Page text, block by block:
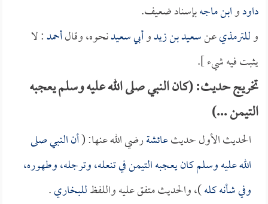
داودوابن ماجهبإسناد ضعيف.
وللترمذيعنسعيد بن زيدوأبي سعيدنحوه، وقالأحمد: لا
يثبت فيه شيء ].
تخريج حديث: (كان النبي صلى الله عليه وسلم يعجبه
التيمن ...)
الحديث الأول حديثعائشةرضي الله عنها: (أن النبي صلى
الله عليه وسلم كان يعجبه التيمن في تنعله، وترجله، وطهوره،
وفي شأنه كله)، والحديث متفق عليه واللفظللبخاري.